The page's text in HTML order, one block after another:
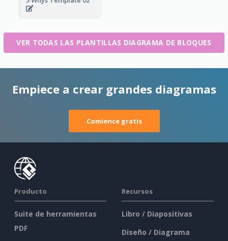
VER TODAS LAS PLANTILLAS DIAGRAMA DE BLOQUES
Empiece a crear grandes diagramas
Comience gratis
Producto
Suite de herramientas
PDF
Recursos
Libro / Diapositivas
Diseño / Diagrama